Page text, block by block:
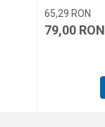
65,29 RON
79,00 RON